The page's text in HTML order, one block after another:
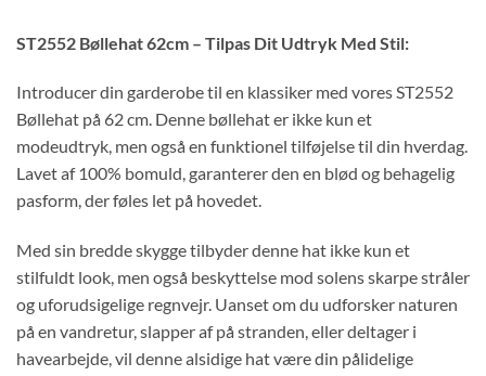
ST2552 Bøllehat 62cm – Tilpas Dit Udtryk Med Stil:
Introducer din garderobe til en klassiker med vores ST2552
Bøllehat på 62 cm. Denne bøllehat er ikke kun et
modeudtryk, men også en funktionel tilføjelse til din hverdag.
Lavet af 100% bomuld, garanterer den en blød og behagelig
pasform, der føles let på hovedet.
Med sin bredde skygge tilbyder denne hat ikke kun et
stilfuldt look, men også beskyttelse mod solens skarpe stråler
og uforudsigelige regnvejr. Uanset om du udforsker naturen
på en vandretur, slapper af på stranden, eller deltager i
havearbejde, vil denne alsidige hat være din pålidelige